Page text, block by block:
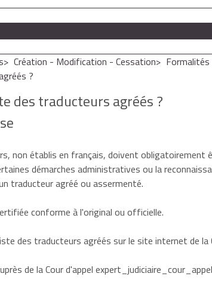
Création - Modification - Cessation
?
des traducteurs agréés ?
non établis en français, doivent obligatoirement
démarches administratives ou la
traducteur agréé ou assermenté.
conforme à l'original ou officielle.
des traducteurs agréés sur le site internet de la
de la Cour d'appel